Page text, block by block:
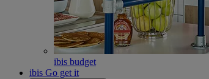
ibis budget
ibis Go get it